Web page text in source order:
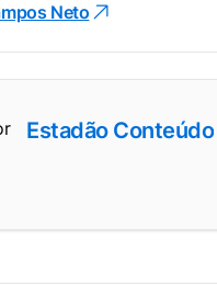
Neto
Estadão Conteúdo